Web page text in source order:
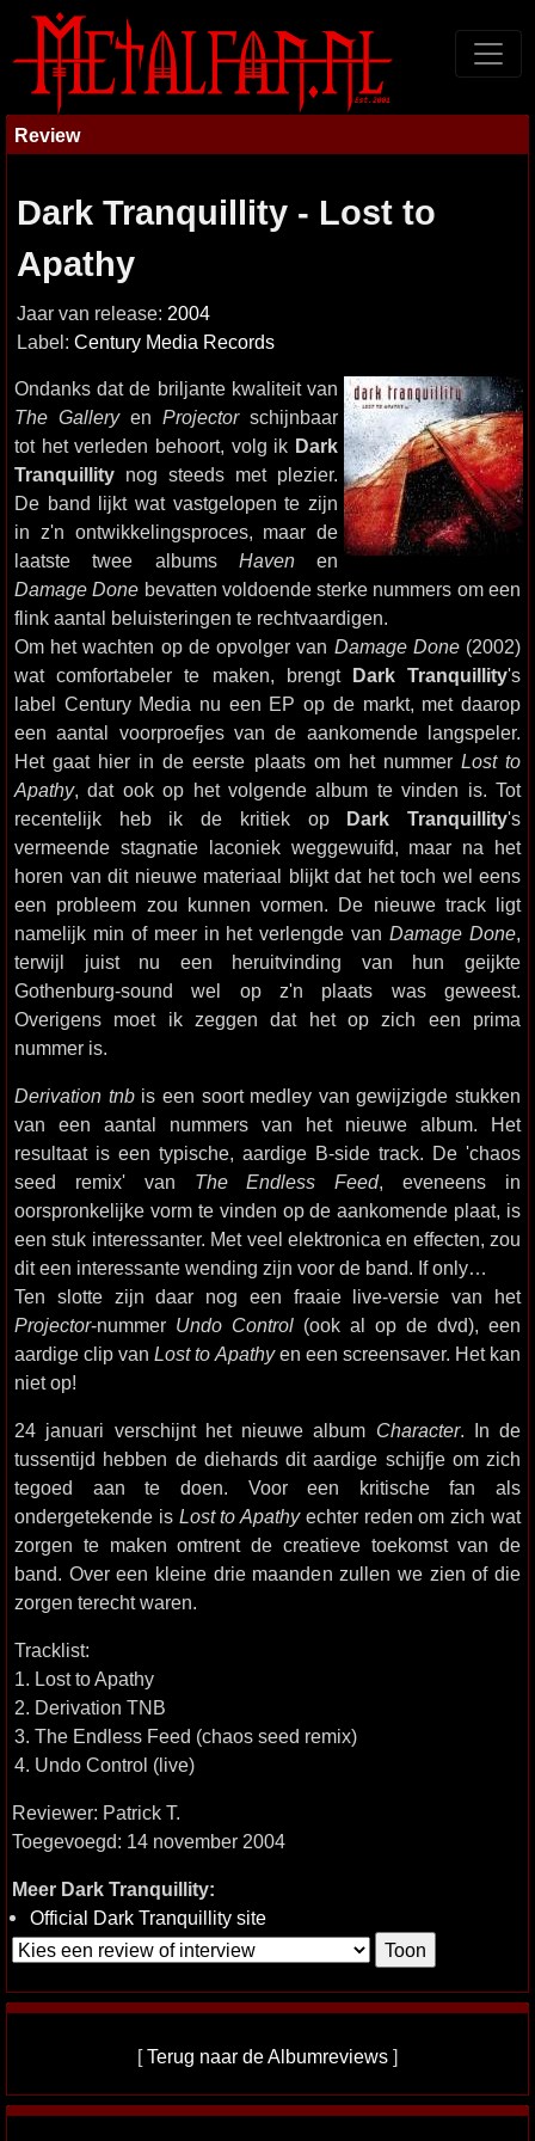
Review
Dark Tranquillity - Lost to
Apathy
Jaar van release: 2004
Label: Century Media Records
Ondanks dat de briljante kwaliteit van
The Galleryen Projectorschijnbaar
tot het verleden behoort, volg ik Dark
Tranquillity nog steeds met plezier.
De band lijkt wat vastgelopen te zijn
in z'n ontwikkelingsproces, maar de
laatste twee albums Havenen
Damage Done bevatten voldoende sterke nummers om een
flink aantal beluisteringen te rechtvaardigen.
Om het wachten op de opvolger van Damage Done(2002)
wat comfortabeler te maken, brengt Dark Tranquillity's
label Century Media nu een EP op de markt, met daarop
een aantal voorproefjes van de aankomende langspeler.
Het gaat hier in de eerste plaats om het nummer Lost to
Apathy, dat ook op het volgende album te vinden is. Tot
recentelijk heb ik de kritiek op Dark Tranquillity's
vermeende stagnatie laconiek weggewuifd, maar na het
horen van dit nieuwe materiaal blijkt dat het toch wel eens
een probleem zou kunnen vormen. De nieuwe track ligt
namelijk min of meer in het verlengde vanDamage Done,
terwijl juist nu een heruitvinding van hun geijkte
Gothenburg-sound wel op z'n plaats was geweest.
Overigens moet ik zeggen dat het op zich een prima
nummer is.
Derivation tnbis een soort medley van gewijzigde stukken
van een aantal nummers van het nieuwe album. Het
resultaat is een typische, aardige B-side track. De 'chaos
seed remix' van The Endless Feed, eveneens in
oorspronkelijke vorm te vinden op de aankomende plaat, is
een stuk interessanter. Met veel elektronica en effecten, zou
dit een interessante wending zijn voor de band. If only…
Ten slotte zijn daar nog een fraaie live-versie van het
Projector-nummer Undo Control (ook al op de dvd), een
aardige clip vanLost to Apathyen een screensaver. Het kan
niet op!
24 januari verschijnt het nieuwe album Character. In de
tussentijd hebben de diehards dit aardige schijfje om zich
tegoed aan te doen. Voor een kritische fan als
ondergetekende is Lost to Apathyechter reden om zich wat
zorgen te maken omtrent de creatieve toekomst van de
band. Over een kleine drie maanden zullen we zien of die
zorgen terecht waren.
Tracklist:
1. Lost to Apathy
2. Derivation TNB
3. The Endless Feed (chaos seed remix)
4. Undo Control (live)
Reviewer: Patrick T.
Toegevoegd: 14 november 2004
Meer Dark Tranquillity:
Official Dark Tranquillity site
[Terug naar de Albumreviews ]